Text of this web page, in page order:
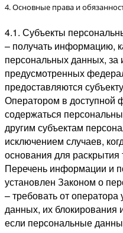
4. Основные права и
4.1. Субъекты
– получать информацию,
персональных данных, за
предусмотренных
предоставляются
Оператором в доступной
содержаться
другим субъектам
исключением случаев,
основания для
Перечень информации и
установлен Законом о
– требовать от
данных, их блокирования
если персональные